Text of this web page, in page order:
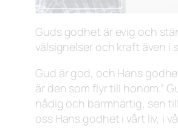
Guds godhet är evig och
välsignelser och kraft även i
Gud är god, och Hans
är den som flyr till honom.”
nådig och barmhärtig, sen
oss Hans godhet i vårt liv, i